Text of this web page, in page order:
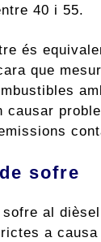
40 i 55.
és
que
causar
sofre
al
a